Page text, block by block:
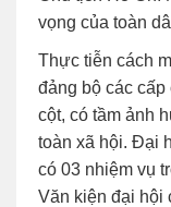
vọng của toàn
Thực tiễn cách
đảng bộ các
cột, có tầm ảnh
toàn xã hội. Đại
có 03 nhiệm vụ
Văn kiện đại hội